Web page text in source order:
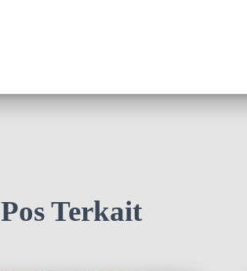
Pos Terkait